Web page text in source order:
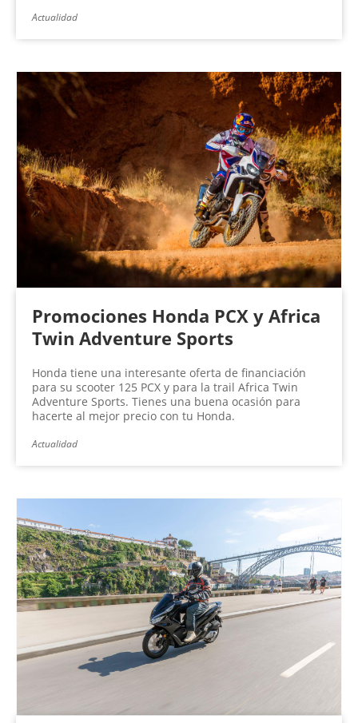
Actualidad
Promociones Honda PCX y Africa
Twin Adventure Sports
Honda tiene una interesante oferta de financiación
para su scooter 125 PCX y para la trail Africa Twin
Adventure Sports. Tienes una buena ocasión para
hacerte al mejor precio con tu Honda.
Actualidad